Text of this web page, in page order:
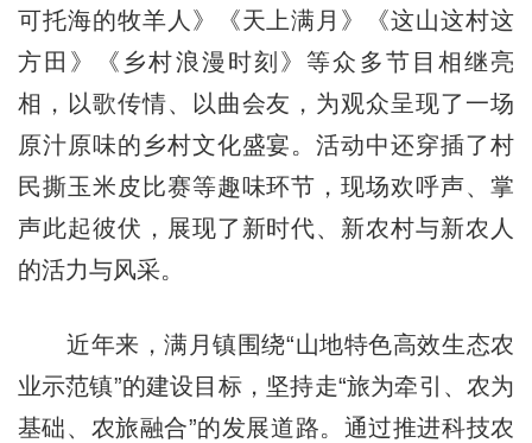
可托海的牧羊人》《天上满月》《这山这村这
方田》《乡村浪漫时刻》等众多节目相继亮
相，以歌传情、以曲会友，为观众呈现了一场
原汁原味的乡村文化盛宴。活动中还穿插了村
民撕玉米皮比赛等趣味环节，现场欢呼声、掌
声此起彼伏，展现了新时代、新农村与新农人
的活力与风采。
近年来，满月镇围绕“山地特色高效生态农
业示范镇”的建设目标，坚持走“旅为牵引、农为
基础、农旅融合”的发展道路。通过推进科技农